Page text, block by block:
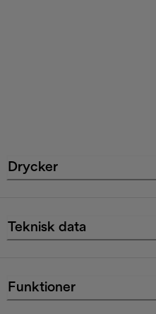
Drycker
Teknisk data
Funktioner